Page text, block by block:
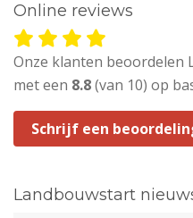
Online reviews
Onze klanten beoordelen
met een 8.8(van 10) op
Schrijf een
Landbouwstart